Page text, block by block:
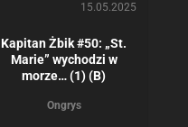
15.05.2025
Kapitan Żbik #50: „St.
Marie” wychodzi w
morze… (1) (B)
Ongrys